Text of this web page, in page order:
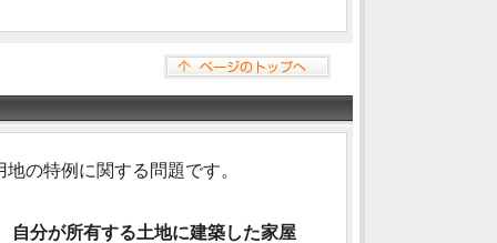
の特例に関する問題です。
自分が所有する土地に建築した家屋